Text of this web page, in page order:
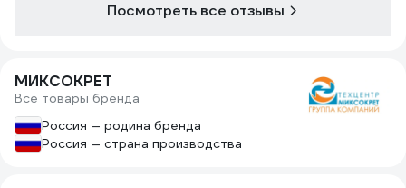
Посмотреть все отзывы
МИКСОКРЕТ
Все товары бренда
Россия — родина бренда
Россия — страна производства